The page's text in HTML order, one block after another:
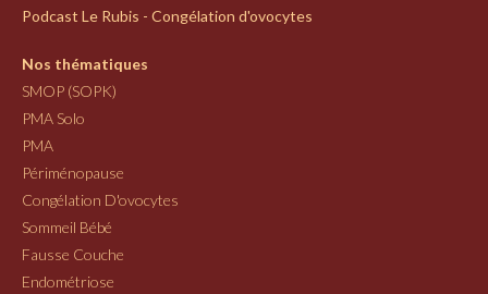
Podcast Le Rubis - Congélation d'ovocytes
Nos thématiques
SMOP (SOPK)
PMA Solo
PMA
Périménopause
Congélation D'ovocytes
Sommeil Bébé
Fausse Couche
Endométriose